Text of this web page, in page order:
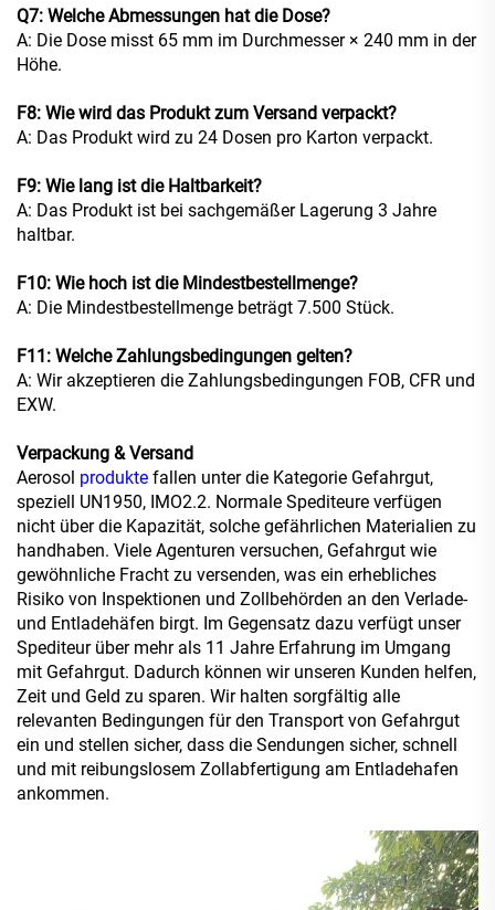
Q7: Welche Abmessungen hat die Dose?
A: Die Dose misst 65 mm im Durchmesser × 240 mm in der
Höhe.
F8: Wie wird das Produkt zum Versand verpackt?
A: Das Produkt wird zu 24 Dosen pro Karton verpackt.
F9: Wie lang ist die Haltbarkeit?
A: Das Produkt ist bei sachgemäßer Lagerung 3 Jahre
haltbar.
F10: Wie hoch ist die Mindestbestellmenge?
A: Die Mindestbestellmenge beträgt 7.500 Stück.
F11: Welche Zahlungsbedingungen gelten?
A: Wir akzeptieren die Zahlungsbedingungen FOB, CFR und
EXW.
Verpackung & Versand
Aerosol produkte fallen unter die Kategorie Gefahrgut,
speziell UN1950, IMO2.2. Normale Spediteure verfügen
nicht über die Kapazität, solche gefährlichen Materialien zu
handhaben. Viele Agenturen versuchen, Gefahrgut wie
gewöhnliche Fracht zu versenden, was ein erhebliches
Risiko von Inspektionen und Zollbehörden an den Verlade-
und Entladehäfen birgt. Im Gegensatz dazu verfügt unser
Spediteur über mehr als 11 Jahre Erfahrung im Umgang
mit Gefahrgut. Dadurch können wir unseren Kunden helfen,
Zeit und Geld zu sparen. Wir halten sorgfältig alle
relevanten Bedingungen für den Transport von Gefahrgut
ein und stellen sicher, dass die Sendungen sicher, schnell
und mit reibungslosem Zollabfertigung am Entladehafen
ankommen.